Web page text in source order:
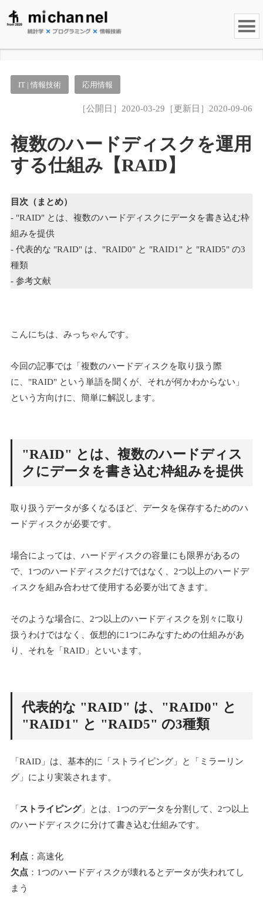
IT | 情報技術 応用情報
［公開日］2020-03-29［更新日］2020-09-06
複数のハードディスクを運用
する仕組み【RAID】
目次（まとめ）
- "RAID" とは、複数のハードディスクにデータを書き込む枠
組みを提供
- 代表的な "RAID" は、"RAID0" と "RAID1" と "RAID5" の3
種類
- 参考文献
こんにちは、みっちゃんです。
今回の記事では「複数のハードディスクを取り扱う際
に、"RAID" という単語を聞くが、それが何かわからない」
という方向けに、簡単に解説します。
"RAID" とは、複数のハードディス
クにデータを書き込む枠組みを提供
取り扱うデータが多くなるほど、データを保存するためのハ
ードディスクが必要です。
場合によっては、ハードディスクの容量にも限界があるの
で、1つのハードディスクだけではなく、2つ以上のハードデ
ィスクを組み合わせて使用する必要が出てきます。
そのような場合に、2つ以上のハードディスクを別々に取り
扱うわけではなく、仮想的に1つにみなすための仕組みがあ
り、それを「RAID」といいます。
代表的な "RAID" は、"RAID0" と
"RAID1" と "RAID5" の3種類
「RAID」は、基本的に「ストライピング」と「ミラーリン
グ」により実装されます。
「ストライピング」とは、1つのデータを分割して、2つ以上
のハードディスクに分けて書き込む仕組みです。
利点：高速化
欠点：1つのハードディスクが壊れるとデータが失われてし
まう